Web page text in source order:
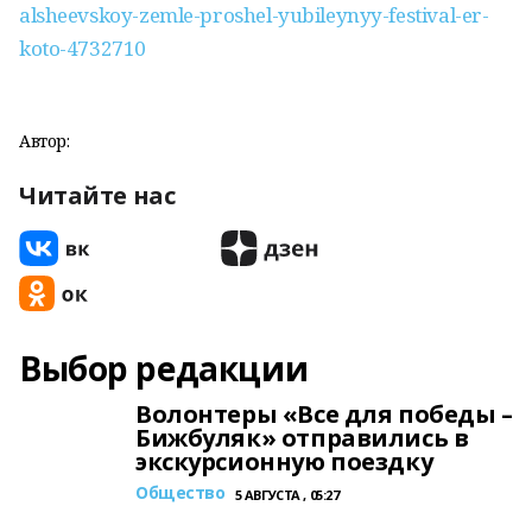
alsheevskoy-zemle-proshel-yubileynyy-festival-er-
koto-4732710
Автор:
Читайте нас
Выбор редакции
Волонтеры «Все для победы –
Бижбуляк» отправились в
экскурсионную поездку
Общество 5 АВГУСТА , 05:27